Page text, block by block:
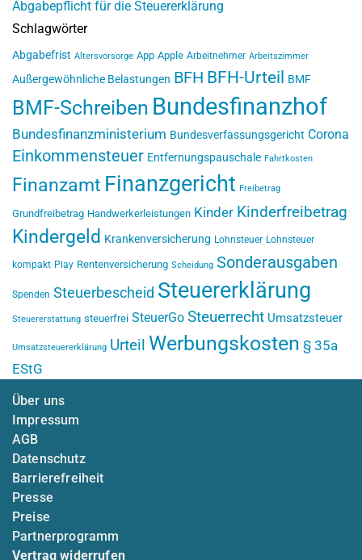
Abgabepflicht für die Steuererklärung
Schlagwörter
Abgabefrist Altersvorsorge App Apple Arbeitnehmer Arbeitszimmer
Außergewöhnliche Belastungen BFH BFH-Urteil BMF
BMF-Schreiben Bundesfinanzhof
Bundesfinanzministerium Bundesverfassungsgericht Corona
Einkommensteuer Entfernungspauschale Fahrtkosten
Finanzamt Finanzgericht Freibetrag
Grundfreibetrag Handwerkerleistungen Kinder Kinderfreibetrag
Kindergeld Krankenversicherung Lohnsteuer Lohnsteuer
kompakt Play Rentenversicherung Scheidung Sonderausgaben
Spenden Steuerbescheid Steuererklärung
Steuererstattung steuerfrei SteuerGo Steuerrecht Umsatzsteuer
Umsatzsteuererklärung Urteil Werbungskosten § 35a
EStG
Über uns
Impressum
AGB
Datenschutz
Barrierefreiheit
Presse
Preise
Partnerprogramm
Vertrag widerrufen